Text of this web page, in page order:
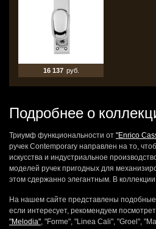
16 137 руб.
Подробнее о
Триумф функциональности от "Enrico
ручек Contemporary направлен на то,
искусства и индустриальное
моделей ручек пригодных для
этом сдержанно элегантным. В коллекции
На нашем сайте представлены подобные
если интересует, рекомендуем
"Melodia", "Forme", "Linea Cali", "Groel",